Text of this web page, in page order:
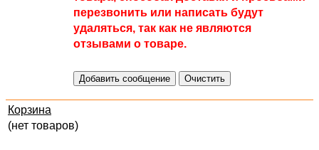
перезвонить или написать будут
удаляться, так как не являются
отзывами о товаре.
Корзина
(нет товаров)